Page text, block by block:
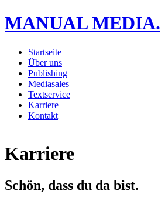
MANUAL MEDIA.
Startseite
Über uns
Publishing
Mediasales
Textservice
Karriere
Kontakt
Karriere
Schön, dass du da bist.